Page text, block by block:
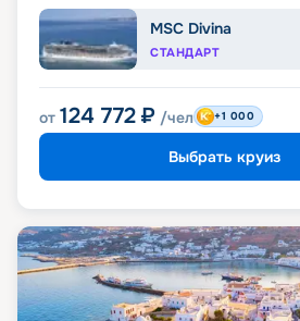
MSC Divina
СТАНДАРТ
от 124 772 ₽ /чел +1 000
Выбрать круиз